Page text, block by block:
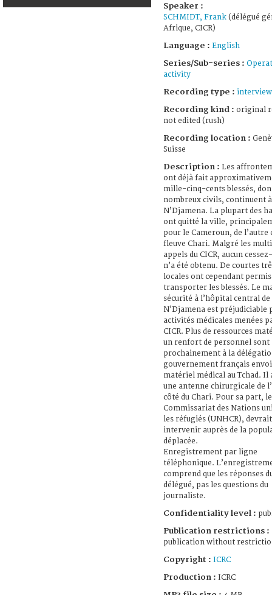
Speaker :
SCHMIDT, Frank (délégué
Afrique, CICR)
Language : English
Series/Sub-series :
activity
Recording type : interview
Recording kind : original
not edited (rush)
Recording location :
Suisse
Description : Les
ont déjà fait
mille-cinq-cents blessés,
nombreux civils, continuent à
N’Djamena. La plupart des
ont quitté la ville,
pour le Cameroun, de l’autre
fleuve Chari. Malgré les
appels du CICR, aucun
n’a été obtenu. De courtes
locales ont cependant permis
transporter les blessés. Le
sécurité à l’hôpital central de
N’Djamena est préjudiciable
activités médicales menées
CICR. Plus de ressources
un renfort de personnel sont
prochainement à la
gouvernement français
matériel médical au Tchad. Il
une antenne chirurgicale de
côté du Chari. Pour sa part,
Commissariat des Nations
les réfugiés (UNHCR),
intervenir auprès de la
déplacée.
Enregistrement par ligne
téléphonique.
comprend que les réponses
délégué, pas les questions du
journaliste.
Confidentiality level :
Publication restrictions :
publication without
Copyright : ICRC
Production : ICRC